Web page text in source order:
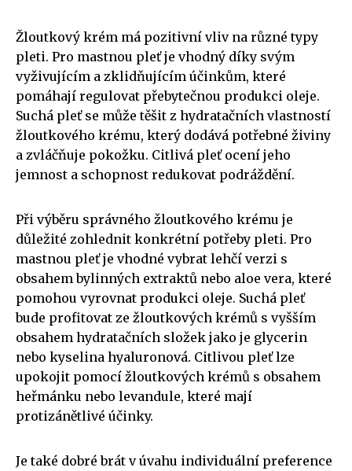
Žloutkový krém má pozitivní vliv na různé typy
pleti. Pro mastnou pleť je vhodný díky svým
vyživujícím a zklidňujícím účinkům, které
pomáhají regulovat přebytečnou produkci oleje.
Suchá pleť se může těšit z hydratačních vlastností
žloutkového krému, který dodává potřebné živiny
a zvláčňuje pokožku. Citlivá pleť ocení jeho
jemnost a schopnost redukovat podráždění.
Při výběru správného žloutkového krému je
důležité zohlednit konkrétní potřeby pleti. Pro
mastnou pleť je vhodné vybrat lehčí verzi s
obsahem bylinných extraktů nebo aloe vera, které
pomohou vyrovnat produkci oleje. Suchá pleť
bude profitovat ze žloutkových krémů s vyšším
obsahem hydratačních složek jako je glycerin
nebo kyselina hyaluronová. Citlivou pleť lze
upokojit pomocí žloutkových krémů s obsahem
heřmánku nebo levandule, které mají
protizánětlivé účinky.
Je také dobré brát v úvahu individuální preference